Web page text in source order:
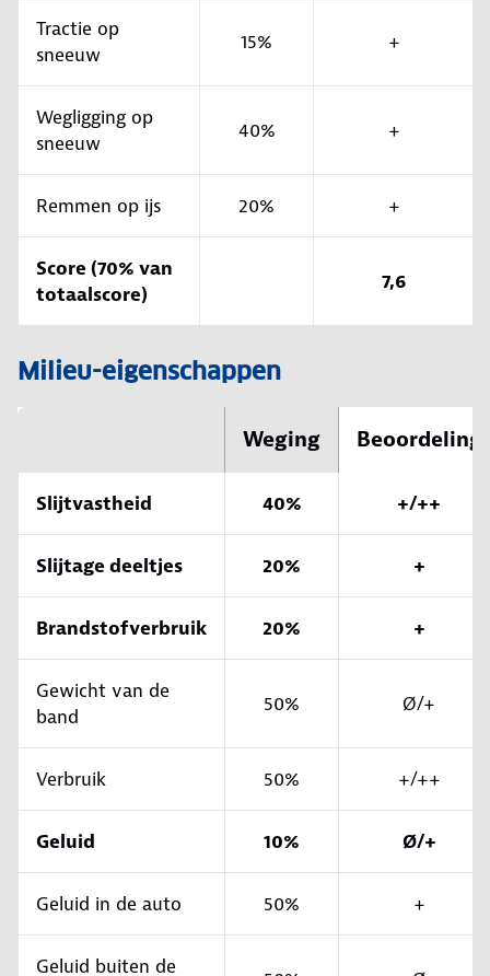
Tractie op
sneeuw
15% +
Wegligging op
sneeuw
40% +
Remmen op ijs 20% +
Score (70% van
totaalscore)
7,6
Milieu-eigenschappen
Weging Beoordeling
Slijtvastheid 40% +/++
Slijtage deeltjes 20% +
Brandstofverbruik 20% +
Gewicht van de
band
50% Ø/+
Verbruik 50% +/++
Geluid 10% Ø/+
Geluid in de auto 50% +
Geluid buiten de